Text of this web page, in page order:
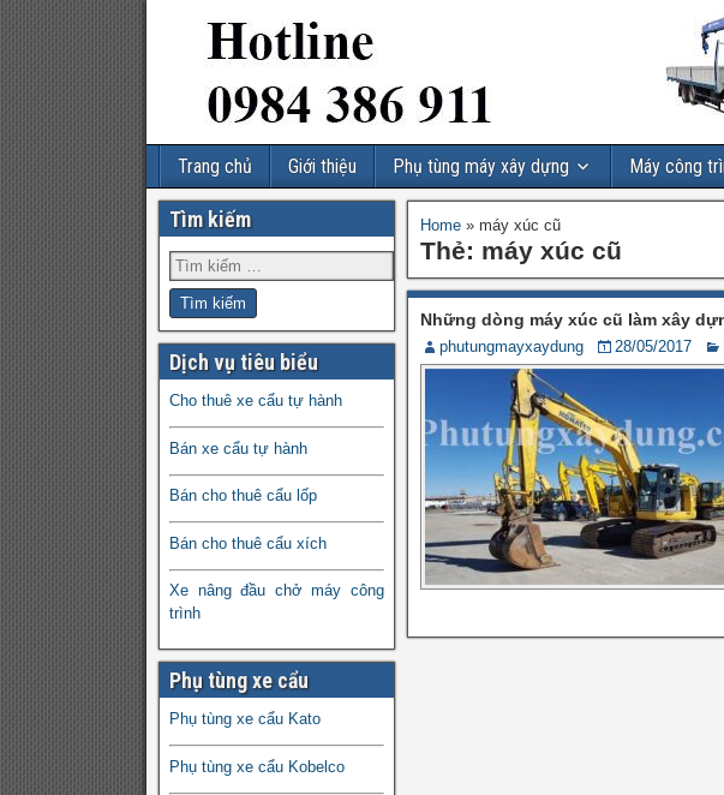
Trang chủ Giới thiệu Phụ tùng máy xây dựng Máy công
Home »máy xúc cũ
Thẻ: máy xúc cũ
Những dòng máy xúc cũ làm xây
phutungmayxaydung 28/05/2017
Tìm kiếm
Dịch vụ tiêu biểu
Cho thuê xe cẩu tự hành
Bán xe cẩu tự hành
Bán cho thuê cẩu lốp
Bán cho thuê cẩu xích
Xe nâng đầu chở máy công
trình
Phụ tùng xe cẩu
Phụ tùng xe cẩu Kato
Phụ tùng xe cẩu Kobelco